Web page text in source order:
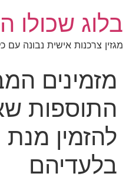
בלוג שכולו
מגזין צרכנות אישית נבונה עם
מזמינים
התוספות
להזמין
בלעדיהם